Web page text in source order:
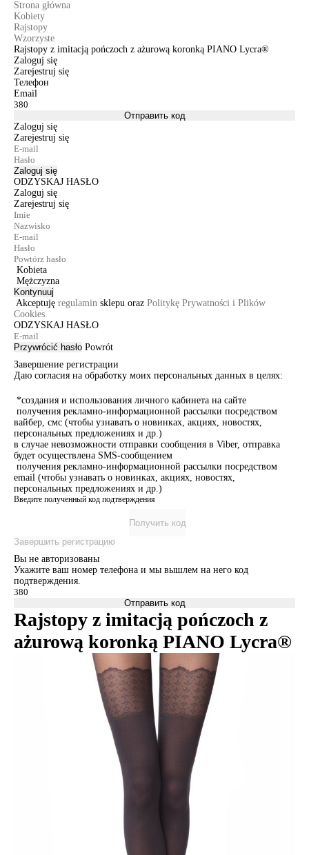
Strona główna
Kobiety
Rajstopy
Wzorzyste
Rajstopy z imitacją pończoch z ażurową koronką PIANO Lycra®
Zaloguj się
Zarejestruj się
Телефон
Email
Отправить код
Zaloguj się
Zarejestruj się
Zaloguj się
ODZYSKAJ HASŁO
Zaloguj się
Zarejestruj się
Kobieta
Mężczyzna
Kontynuuj
Akceptuję regulamin sklepu oraz Politykę Prywatności i Plików
Cookies.
ODZYSKAJ HASŁO
Przywrócić hasło Powrót
Завершение регистрации
Даю согласия на обработку моих персональных данных в целях:
*создания и использования личного кабинета на сайте
получения рекламно-информационной рассылки посредством
вайбер, смс (чтобы узнавать о новинках, акциях, новостях,
персональных предложениях и др.)
в случае невозможности отправки сообщения в Viber, отправка
будет осуществлена SMS-сообщением
получения рекламно-информационной рассылки посредством
email (чтобы узнавать о новинках, акциях, новостях,
персональных предложениях и др.)
Введите полученный код подтверждения
Получить код
Завершить регистрацию
Вы не авторизованы
Укажите ваш номер телефона и мы вышлем на него код
подтверждения.
Отправить код
Rajstopy z imitacją pończoch z
ażurową koronką PIANO Lycra®